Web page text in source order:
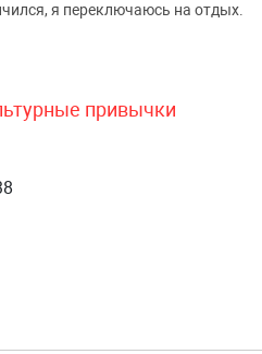
я переключаюсь на отдых.
привычки